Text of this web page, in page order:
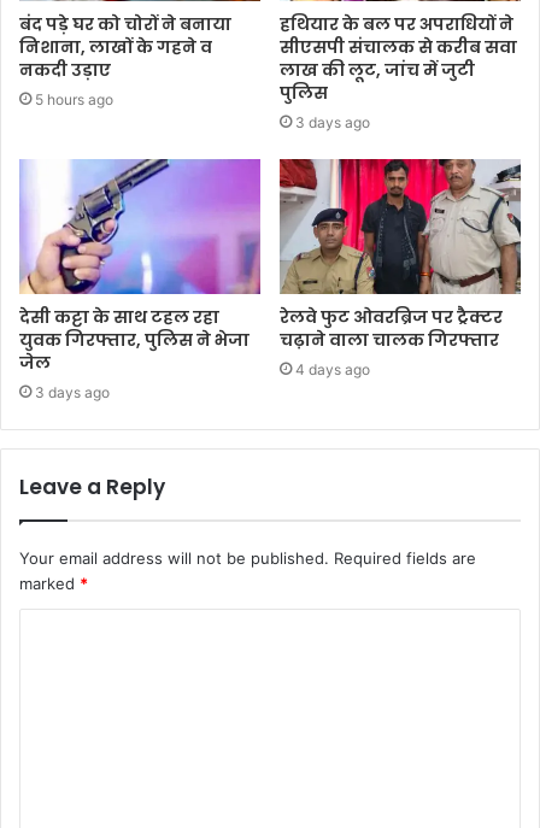
बंद पड़े घर को चोरों ने बनाया
निशाना, लाखों के गहने व
नकदी उड़ाए
5 hours ago
हथियार के बल पर अपराधियों ने
सीएसपी संचालक से करीब सवा
लाख की लूट, जांच में जुटी
पुलिस
3 days ago
देसी कट्टा के साथ टहल रहा
युवक गिरफ्तार, पुलिस ने भेजा
जेल
3 days ago
रेलवे फुट ओवरब्रिज पर ट्रैक्टर
चढ़ाने वाला चालक गिरफ्तार
4 days ago
Leave a Reply
Your email address will not be published. Required fields are
marked *